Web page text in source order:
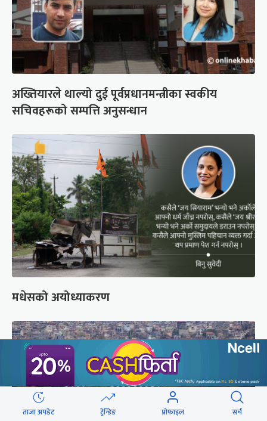
अख्तियारले थाल्यो दुई पूर्वप्रधानमन्त्रीका स्वकीय
सचिवहरूको सम्पत्ति अनुसन्धान
मधेसको अयोध्याकरण
ताजा अपडेट ट्रेन्डिङ प्रोफाइल सर्च